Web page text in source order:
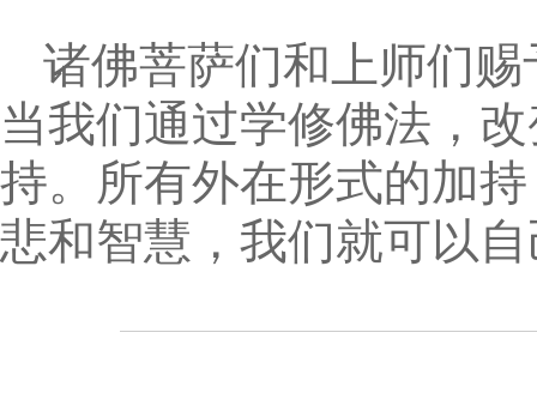
诸佛菩萨们和上师们
当我们通过学修佛法，
持。所有外在形式的加
悲和智慧，我们就可以